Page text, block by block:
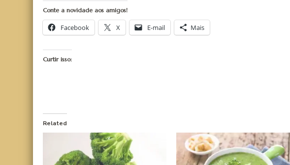
Conte a novidade aos amigos!
Facebook X E-mail Mais
Curtir isso:
Related